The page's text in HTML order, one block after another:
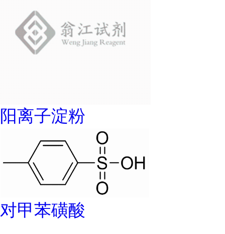
阳离子淀粉
对甲苯磺酸